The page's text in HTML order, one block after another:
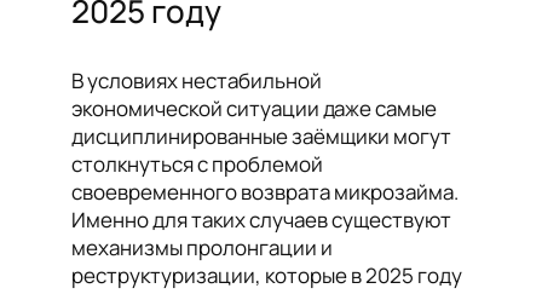
2025 году
В условиях нестабильной
экономической ситуации даже самые
дисциплинированные заёмщики могут
столкнуться с проблемой
своевременного возврата микрозайма.
Именно для таких случаев существуют
механизмы пролонгации и
реструктуризации, которые в 2025 году